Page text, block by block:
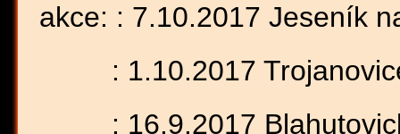
akce: : 7.10.2017 Jeseník
: 1.10.2017
: 16.9.2017